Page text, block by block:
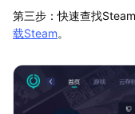
第三步：快速查找
载Steam。